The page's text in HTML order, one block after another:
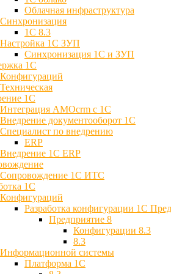
Облачная инфраструктура
Синхронизация
1С 8.3
Настройка 1С ЗУП
Синхронизация 1С и ЗУП
1С
Конфигураций
Техническая
1С
Интеграция AMOcrm с 1C
Внедрение документооборот 1С
Специалист по внедрению
ERP
Внедрение 1С ERP
Cопровождение 1С ИТС
1C
Конфигураций
Разработка конфигурации 1С
Предприятие 8
Конфигурации 8.3
8.3
Информационной системы
Платформа 1С